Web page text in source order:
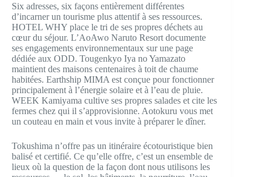
Six adresses, six façons entièrement différentes
d’incarner un tourisme plus attentif à ses ressources.
HOTEL WHY place le tri de ses propres déchets au
cœur du séjour. L’AoAwo Naruto Resort documente
ses engagements environnementaux sur une page
dédiée aux ODD. Tougenkyo Iya no Yamazato
maintient des maisons centenaires à toit de chaume
habitées. Earthship MIMA est conçue pour fonctionner
principalement à l’énergie solaire et à l’eau de pluie.
WEEK Kamiyama cultive ses propres salades et cite les
fermes chez qui il s’approvisionne. Aotokuru vous met
un couteau en main et vous invite à préparer le dîner.
Tokushima n’offre pas un itinéraire écotouristique bien
balisé et certifié. Ce qu’elle offre, c’est un ensemble de
lieux où la question de la façon dont nous utilisons les